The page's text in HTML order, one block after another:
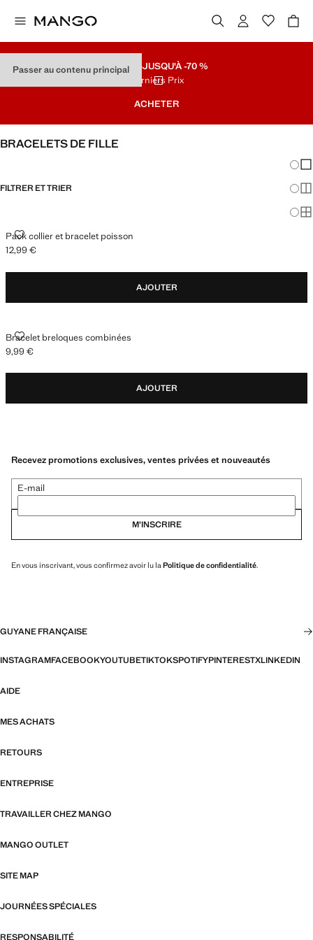
Passer au contenu principal
SOLDESJUSQU'À -70 %
Derniers Prix
ACHETER
BRACELETS DE FILLE
FILTRER ET TRIER
Pack collier et bracelet poisson
PACK COLLIER ET BRACELET POISSON
Prix actuel [12,99 € ]
12,99 €
AJOUTER
Bracelet breloques combinées
BRACELET BRELOQUES COMBINÉES
Prix actuel [9,99 € ]
9,99 €
AJOUTER
Recevez promotions exclusives, ventes privées et nouveautés
E-mail
M’INSCRIRE
En vous inscrivant, vous confirmez avoir lu la Politique de confidentialité.
GUYANE FRANÇAISE
INSTAGRAMFACEBOOKYOUTUBETIKTOKSPOTIFYPINTERESTXLINKEDIN
AIDE
MES ACHATS
RETOURS
ENTREPRISE
TRAVAILLER CHEZ MANGO
MANGO OUTLET
SITE MAP
JOURNÉES SPÉCIALES
RESPONSABILITÉ